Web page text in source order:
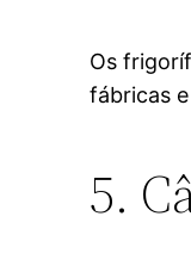
Os
fábricas
5.